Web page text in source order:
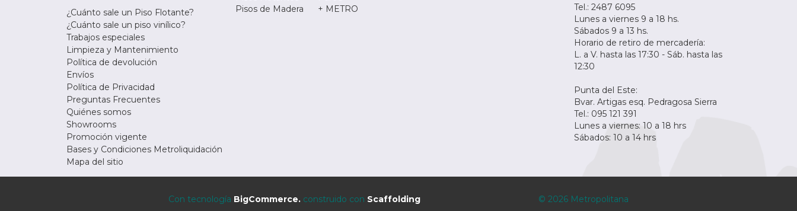
¿Cuánto sale un Piso Flotante?
¿Cuánto sale un piso vinílico?
Trabajos especiales
Limpieza y Mantenimiento
Política de devolución
Envíos
Política de Privacidad
Preguntas Frecuentes
Quiénes somos
Showrooms
Promoción vigente
Bases y Condiciones Metroliquidación
Mapa del sitio
Pisos de Madera
+ METRO
Tel.: 2487 6095
Lunes a viernes 9 a 18 hs.
Sábados 9 a 13 hs.
Horario de retiro de mercadería:
L. a V. hasta las 17:30 - Sáb. hasta las
12:30
Punta del Este:
Bvar. Artigas esq. Pedragosa Sierra
Tel.: 095 121 391
Lunes a viernes: 10 a 18 hrs
Sábados: 10 a 14 hrs
Con tecnología BigCommerce.construido con Scaffolding © 2026 Metropolitana